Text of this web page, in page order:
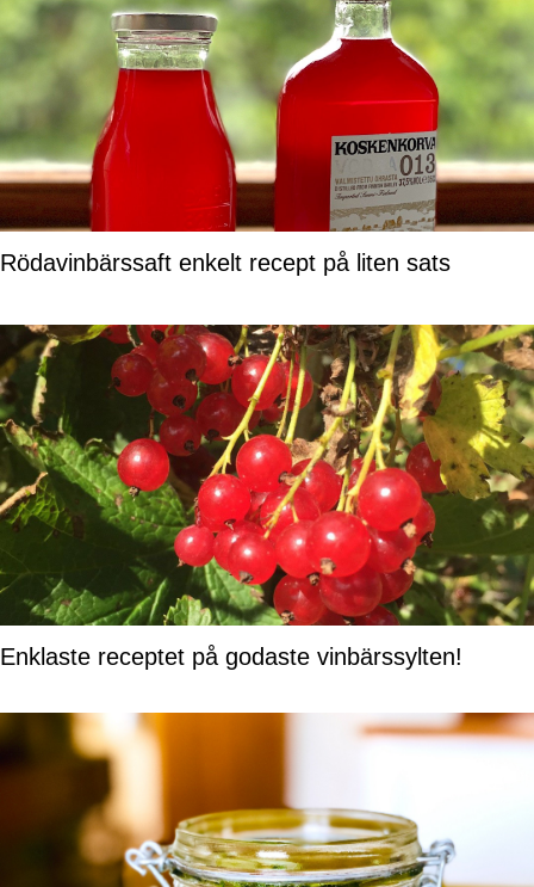
Rödavinbärssaft enkelt recept på liten sats
Enklaste receptet på godaste vinbärssylten!